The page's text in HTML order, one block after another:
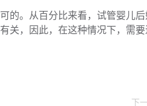
的。从百分比来看，试管婴儿
，因此，在这种情况下，需要
下